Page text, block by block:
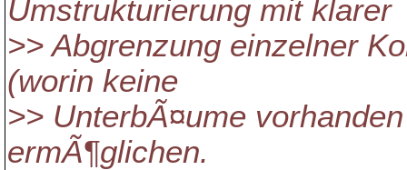
Umstrukturierung mit klarer
>> Abgrenzung einzelner
(worin keine
>> UnterbÃ¤ume
ermÃ¶glichen.